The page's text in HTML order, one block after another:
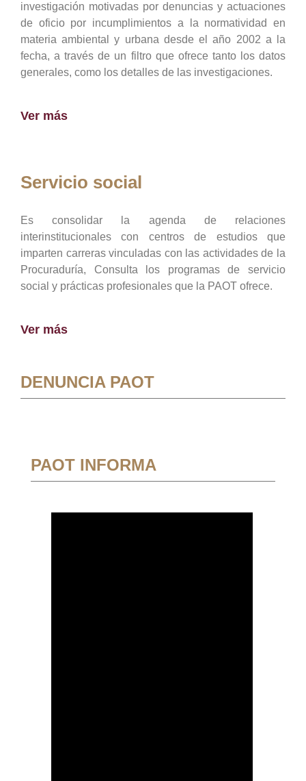
investigación motivadas por denuncias y actuaciones
de oficio por incumplimientos a la normatividad en
materia ambiental y urbana desde el año 2002 a la
fecha, a través de un filtro que ofrece tanto los datos
generales, como los detalles de las investigaciones.
Ver más
Servicio social
Es consolidar la agenda de relaciones
interinstitucionales con centros de estudios que
imparten carreras vinculadas con las actividades de la
Procuraduría, Consulta los programas de servicio
social y prácticas profesionales que la PAOT ofrece.
Ver más
DENUNCIA PAOT
PAOT INFORMA